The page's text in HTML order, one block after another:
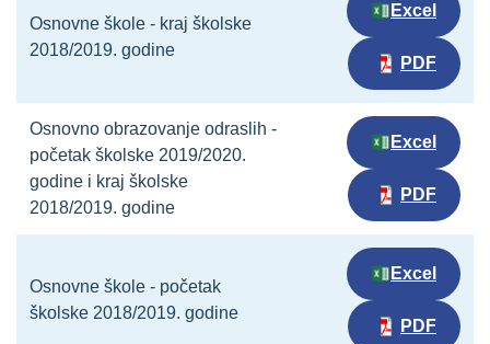
Osnovne škole - kraj školske
2018/2019. godine
Excel
PDF
Osnovno obrazovanje odraslih -
početak školske 2019/2020.
godine i kraj školske
2018/2019. godine
Excel
PDF
Osnovne škole - početak
školske 2018/2019. godine
Excel
PDF